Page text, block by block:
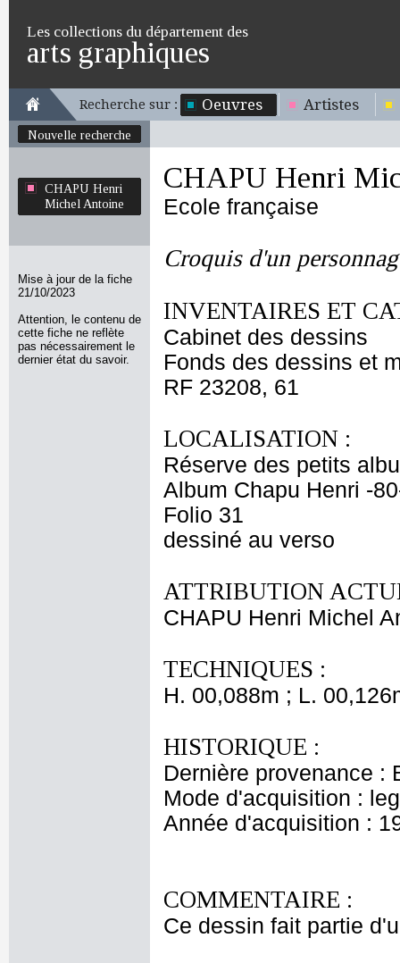
Les collections du département des
arts graphiques
Recherche sur : Oeuvres Artistes
Nouvelle recherche
CHAPU Henri
Michel Antoine
Mise à jour de la fiche
21/10/2023
Attention, le contenu de
cette fiche ne reflète
pas nécessairement le
dernier état du savoir.
CHAPU Henri
Ecole française
Croquis d'un
INVENTAIRES ET
Cabinet des dessins
Fonds des dessins et
RF 23208, 61
LOCALISATION :
Réserve des petits
Album Chapu Henri -
Folio 31
dessiné au verso
ATTRIBUTION
CHAPU Henri Michel
TECHNIQUES :
H. 00,088m ; L.
HISTORIQUE :
Dernière provenance :
Mode d'acquisition :
Année d'acquisition :
COMMENTAIRE :
Ce dessin fait partie